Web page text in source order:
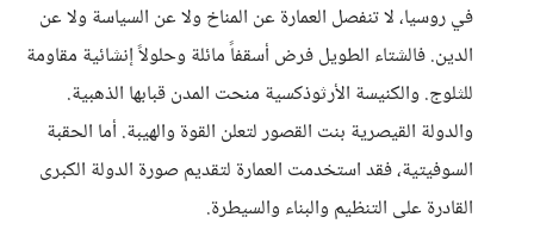
في روسيا، لا تنفصل العمارة عن المناخ ولا عن السياسة ولا عن
الدين. فالشتاء الطويل فرض أسقفاً مائلة وحلولاً إنشائية مقاومة
للثلوج. والكنيسة الأرثوذكسية منحت المدن قبابها الذهبية.
والدولة القيصرية بنت القصور لتعلن القوة والهيبة. أما الحقبة
السوفيتية، فقد استخدمت العمارة لتقديم صورة الدولة الكبرى
القادرة على التنظيم والبناء والسيطرة.